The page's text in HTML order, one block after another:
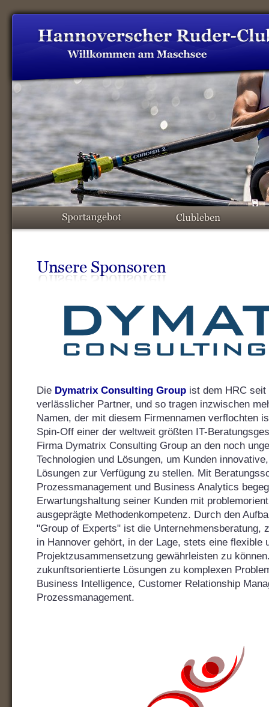
Die Dymatrix Consulting Group ist dem HRC
verlässlicher Partner, und so tragen inzwischen
Namen, der mit diesem Firmennamen verflochten
Spin-Off einer der weltweit größten IT-
Firma Dymatrix Consulting Group an den noch
Technologien und Lösungen, um Kunden
Lösungen zur Verfügung zu stellen. Mit
Prozessmanagement und Business Analytics
Erwartungshaltung seiner Kunden mit
ausgeprägte Methodenkompetenz. Durch den
"Group of Experts" ist die Unternehmensberatung,
in Hannover gehört, in der Lage, stets eine flexible
Projektzusammensetzung gewährleisten zu
zukunftsorientierte Lösungen zu komplexen
Business Intelligence, Customer Relationship
Prozessmanagement.